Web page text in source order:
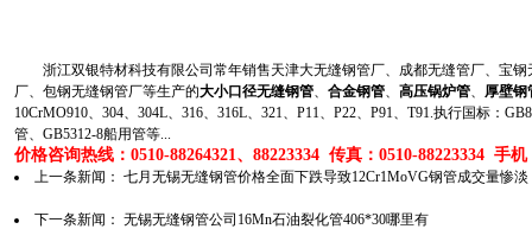
浙江双银特材科技有限公司常年销售天津大无缝钢管厂、成都无缝管厂、宝钢
厂、包钢无缝钢管厂等生产的大小口径无缝钢管、 合金钢管、 高压锅炉管、
厚壁钢
10CrMO910、304、304L、316、316L、321、P11、P22、P91、T91.执行国标：
管、GB5312-8船用管等...
价格咨询热线：0510-88264321、88223334 传真：0510-88223334 手机
上一条新闻： 七月无锡无缝钢管价格全面下跌导致12Cr1MoVG钢管成交量惨淡
下一条新闻： 无锡无缝钢管公司16Mn石油裂化管406*30哪里有